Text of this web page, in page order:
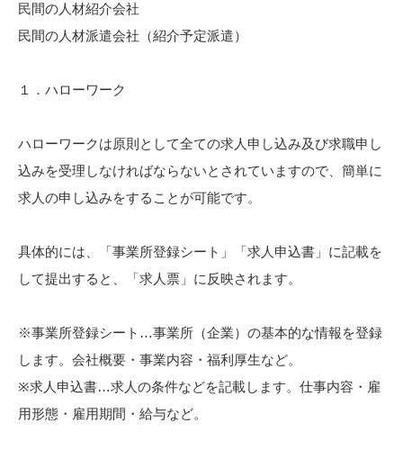
民間の人材紹介会社
民間の人材派遣会社（紹介予定派遣）
１．ハローワーク
ハローワークは原則として全ての求人申し込み及び求職申し
込みを受理しなければならないとされていますので、簡単に
求人の申し込みをすることが可能です。
具体的には、「事業所登録シート」「求人申込書」に記載を
して提出すると、「求人票」に反映されます。
※事業所登録シート…事業所（企業）の基本的な情報を登録
します。会社概要・事業内容・福利厚生など。
※求人申込書…求人の条件などを記載します。仕事内容・雇
用形態・雇用期間・給与など。